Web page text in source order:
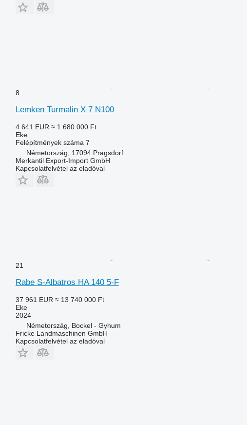
8
Lemken Turmalin X 7 N100
4 641 EUR ≈ 1 680 000 Ft
Eke
Felépítmények száma 7
Németország, 17094 Pragsdorf
Merkantil Export-Import GmbH
Kapcsolatfelvétel az eladóval
21
Rabe S-Albatros HA 140 5-F
37 961 EUR ≈ 13 740 000 Ft
Eke
2024
Németország, Bockel - Gyhum
Fricke Landmaschinen GmbH
Kapcsolatfelvétel az eladóval